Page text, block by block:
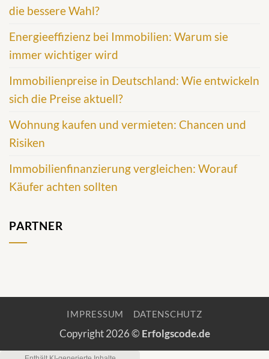
die bessere Wahl?
Energieeffizienz bei Immobilien: Warum sie
immer wichtiger wird
Immobilienpreise in Deutschland: Wie entwickeln
sich die Preise aktuell?
Wohnung kaufen und vermieten: Chancen und
Risiken
Immobilienfinanzierung vergleichen: Worauf
Käufer achten sollten
PARTNER
IMPRESSUM DATENSCHUTZ
Copyright 2026 © Erfolgscode.de